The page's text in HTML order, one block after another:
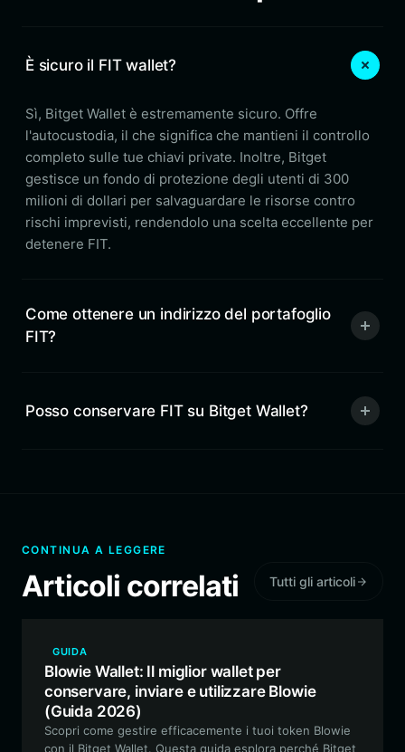
È sicuro il FIT wallet?
Sì, Bitget Wallet è estremamente sicuro. Offre
l'autocustodia, il che significa che mantieni il controllo
completo sulle tue chiavi private. Inoltre, Bitget
gestisce un fondo di protezione degli utenti di 300
milioni di dollari per salvaguardare le risorse contro
rischi imprevisti, rendendolo una scelta eccellente per
detenere FIT.
Come ottenere un indirizzo del portafoglio
FIT?
Posso conservare FIT su Bitget Wallet?
CONTINUA A LEGGERE
Articoli correlati Tutti gli articoli
GUIDA
Blowie Wallet: Il miglior wallet per
conservare, inviare e utilizzare Blowie
(Guida 2026)
Scopri come gestire efficacemente i tuoi token Blowie
con il Bitget Wallet. Questa guida esplora perché Bitget